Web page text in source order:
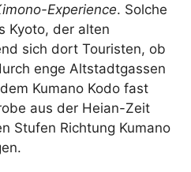
Experience. Solche
Kyoto, der alten
sich dort Touristen, ob
enge Altstadtgassen
Kumano Kodo fast
aus der Heian-Zeit
Stufen Richtung Kumano